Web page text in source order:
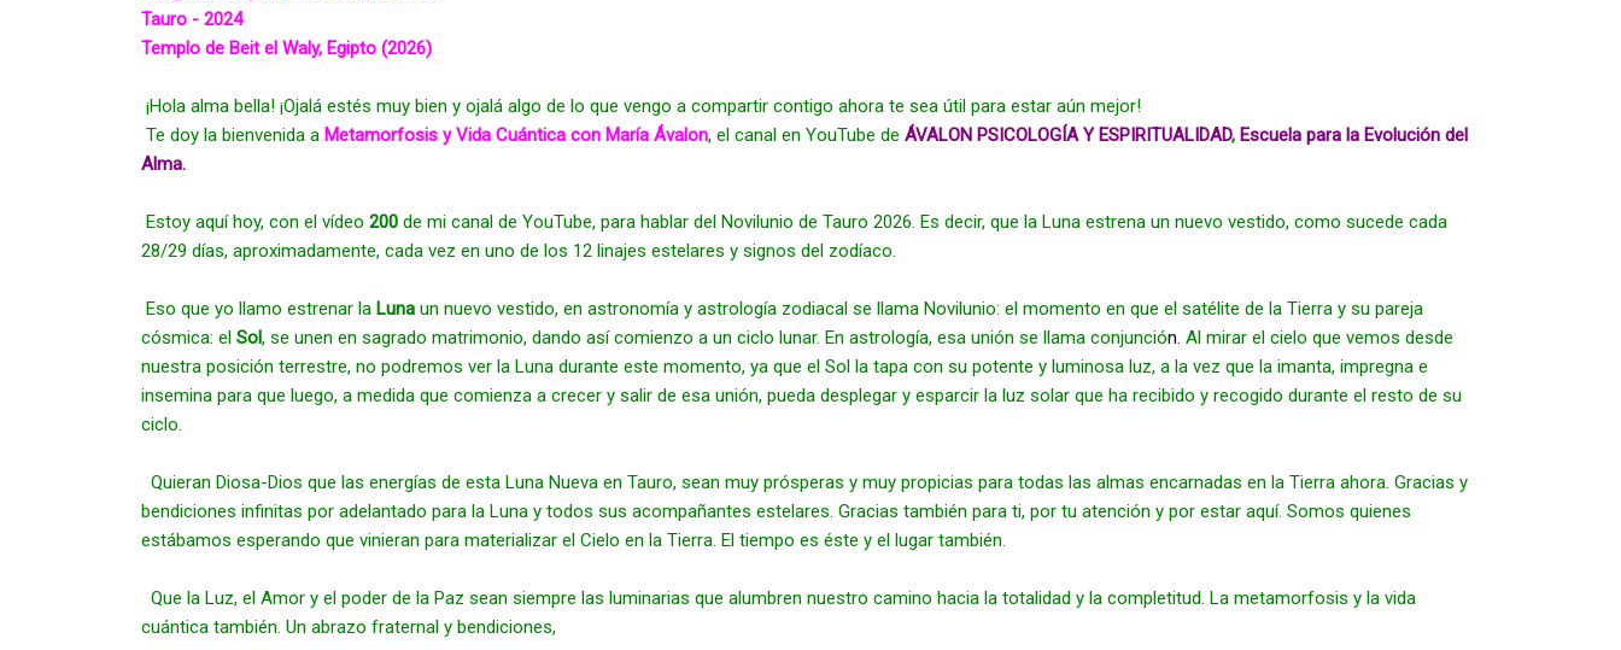
Tauro - 2024
Templo de Beit el Waly, Egipto (2026)
¡Hola alma bella! ¡Ojalá estés muy bien y ojalá algo de lo que vengo a compartir contigo ahora te sea útil para estar aún mejor!
Te doy la bienvenida a Metamorfosis y Vida Cuántica con María Ávalon, el canal en YouTube de ÁVALON PSICOLOGÍA Y ESPIRITUALIDAD, Escuela para la Evolución del
Alma.
Estoy aquí hoy, con el vídeo 200 de mi canal de YouTube, para hablar del Novilunio de Tauro 2026. Es decir, que la Luna estrena un nuevo vestido, como sucede cada
28/29 días, aproximadamente, cada vez en uno de los 12 linajes estelares y signos del zodíaco.
Eso que yo llamo estrenar la Luna un nuevo vestido, en astronomía y astrología zodiacal se llama Novilunio: el momento en que el satélite de la Tierra y su pareja
cósmica: el Sol, se unen en sagrado matrimonio, dando así comienzo a un ciclo lunar. En astrología, esa unión se llama conjunción. Al mirar el cielo que vemos desde
nuestra posición terrestre, no podremos ver la Luna durante este momento, ya que el Sol la tapa con su potente y luminosa luz, a la vez que la imanta, impregna e
insemina para que luego, a medida que comienza a crecer y salir de esa unión, pueda desplegar y esparcir la luz solar que ha recibido y recogido durante el resto de su
ciclo.
Quieran Diosa-Dios que las energías de esta Luna Nueva en Tauro, sean muy prósperas y muy propicias para todas las almas encarnadas en la Tierra ahora. Gracias y
bendiciones infinitas por adelantado para la Luna y todos sus acompañantes estelares. Gracias también para ti, por tu atención y por estar aquí. Somos quienes
estábamos esperando que vinieran para materializar el Cielo en la Tierra. El tiempo es éste y el lugar también.
Que la Luz, el Amor y el poder de la Paz sean siempre las luminarias que alumbren nuestro camino hacia la totalidad y la completitud. La metamorfosis y la vida
cuántica también. Un abrazo fraternal y bendiciones,